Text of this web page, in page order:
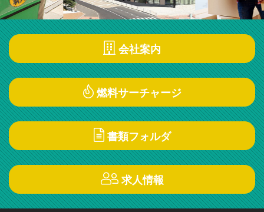
会社案内
燃料サーチャージ
書類フォルダ
求人情報